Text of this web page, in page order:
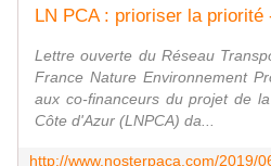
Lettre ouverte du Réseau
France Nature Environnement
aux co-financeurs du projet de
Côte d'Azur (LNPCA) da...